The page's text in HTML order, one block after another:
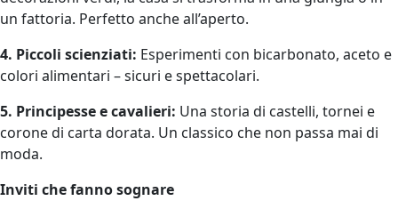
un fattoria. Perfetto anche all’aperto.
4. Piccoli scienziati: Esperimenti con bicarbonato, aceto e
colori alimentari – sicuri e spettacolari.
5. Principesse e cavalieri: Una storia di castelli, tornei e
corone di carta dorata. Un classico che non passa mai di
moda.
Inviti che fanno sognare